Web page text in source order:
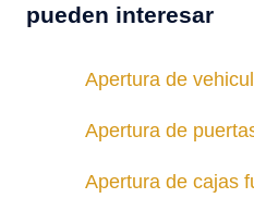
pueden interesar
Apertura de
Apertura de
Apertura de cajas